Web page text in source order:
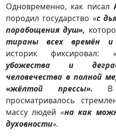
Одновременно, как писал
породил государство «с
порабощения душ»,
тираны всех времён и
историк фиксировал:
убожества и
человечества в полной
«жёлтой прессы».
просматривалось
массу людей «на как
духовности».